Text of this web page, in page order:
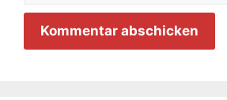
Adresse